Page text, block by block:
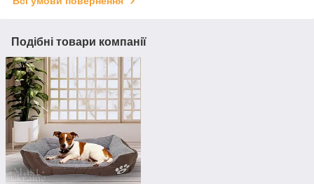
Подібні товари компанії